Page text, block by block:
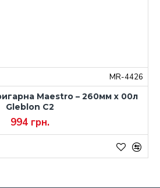
MR-4426
Maestro – 260мм x 00л
Gleblon C2
994 грн.